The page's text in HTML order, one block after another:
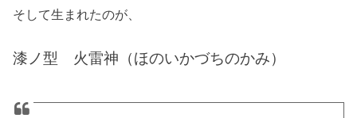
そして生まれたのが、
漆ノ型 火雷神（ほのいかづちのかみ）